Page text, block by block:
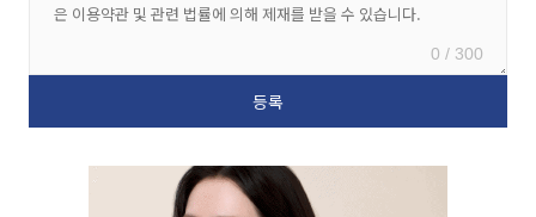
0 / 300